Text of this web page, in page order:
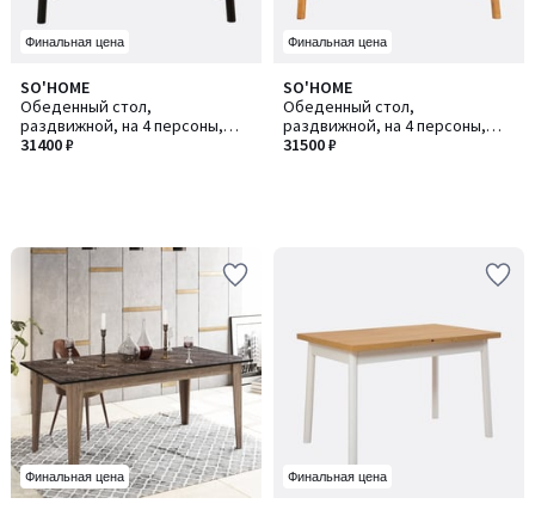
Финальная цена
SO'HOME
Обеденный стол,
раздвижной, на 4 персоны,
Oliver Open / Оливер Оупен
31400 ₽
Финальная цена
SO'HOME
Обеденный стол,
раздвижной, на 4 персоны,
Santiago Masa Atlantic /
31500 ₽
Финальная цена Финальная цена